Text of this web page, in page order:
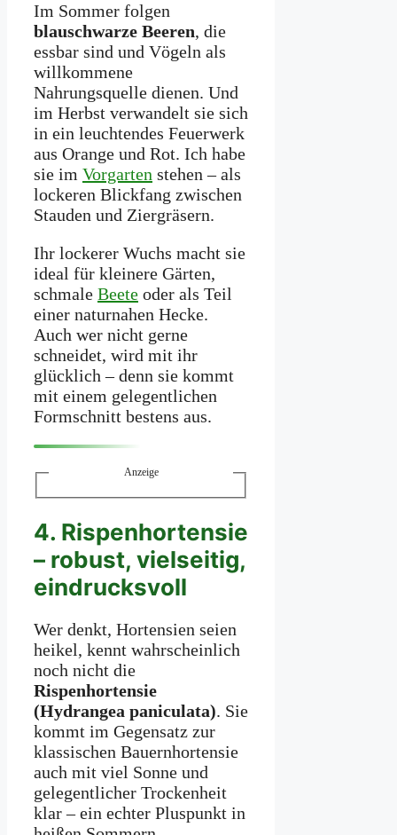
Im Sommer folgen
blauschwarze Beeren, die
essbar sind und Vögeln als
willkommene
Nahrungsquelle dienen. Und
im Herbst verwandelt sie sich
in ein leuchtendes Feuerwerk
aus Orange und Rot. Ich habe
sie im Vorgarten stehen – als
lockeren Blickfang zwischen
Stauden und Ziergräsern.
Ihr lockerer Wuchs macht sie
ideal für kleinere Gärten,
schmale Beete oder als Teil
einer naturnahen Hecke.
Auch wer nicht gerne
schneidet, wird mit ihr
glücklich – denn sie kommt
mit einem gelegentlichen
Formschnitt bestens aus.
Anzeige
4. Rispenhortensie
– robust, vielseitig,
eindrucksvoll
Wer denkt, Hortensien seien
heikel, kennt wahrscheinlich
noch nicht die
Rispenhortensie
(Hydrangea paniculata). Sie
kommt im Gegensatz zur
klassischen Bauernhortensie
auch mit viel Sonne und
gelegentlicher Trockenheit
klar – ein echter Pluspunkt in